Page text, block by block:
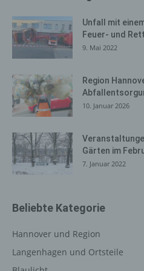
Unfall mit
Feuer- und
9. Mai 2022
Region
10. Januar 2026
Gärten im
7. Januar 2022
Beliebte Kategorie
Hannover und Region
Langenhagen und Ortsteile
System verwendete
Internetseite, von welcher ein
unsere Internetseite gelangt
die Unterwebseiten, welche
System auf unserer
(5) das Datum und die Uhrzeit
Internetseite, (6) eine Internet-
Adresse), (7) der Internet-
und Informationen, die der
Angriffen auf unsere
Systeme dienen.
betroffene Person. Diese
auszuliefern, (2) die Inhalte
die Werbung für diese zu
Funktionsfähigkeit unserer